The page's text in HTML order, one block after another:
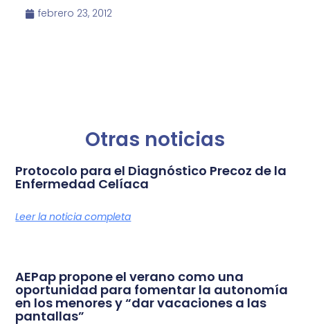
febrero 23, 2012
Otras noticias
Protocolo para el Diagnóstico Precoz de la
Enfermedad Celíaca
Leer la noticia completa
AEPap propone el verano como una
oportunidad para fomentar la autonomía
en los menores y “dar vacaciones a las
pantallas”